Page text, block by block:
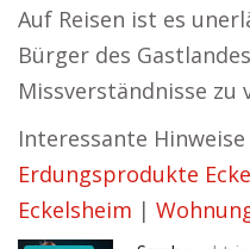
Auf Reisen ist es
Bürger des
Missverständnisse zu
Interessante
Erdungsprodukte
Eckelsheim |